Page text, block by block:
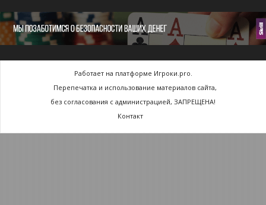
Работает на платформе Игроки.pro.
Перепечатка и использование материалов сайта,
без согласования с администрацией, ЗАПРЕЩЕНА!
Контакт